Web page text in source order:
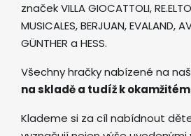
značek VILLA GIOCATTOLI,
MUSICALES, BERJUAN, EVALAND,
GÜNTHER a HESS.
Všechny hračky nabízené na
na skladě a tudíž k
Klademe si za cíl nabídnout